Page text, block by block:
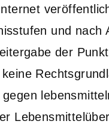
und nach
der